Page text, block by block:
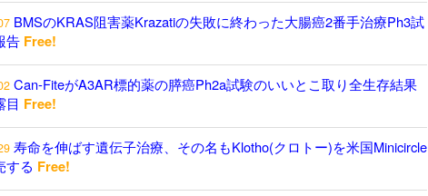
BMSのKRAS阻害薬Krazatiの失敗に終わった大腸癌2番手治療Ph3試
告 Free!
Can-FiteがA3AR標的薬の膵癌Ph2a試験のいいとこ取り全生存結果
目 Free!
寿命を伸ばす遺伝子治療、その名もKlotho(クロトー)を米国Minicircle
する Free!